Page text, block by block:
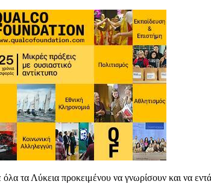
τα Λύκεια προκειμένου να γνωρίσουν και να